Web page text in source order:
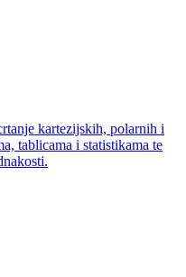
kartezijskih, polarnih i
tablicama i statistikama te